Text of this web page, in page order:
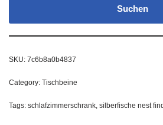
Suchen
SKU: 7c6b8a0b4837
Category: Tischbeine
Tags: schlafzimmerschrank, silberfische nest